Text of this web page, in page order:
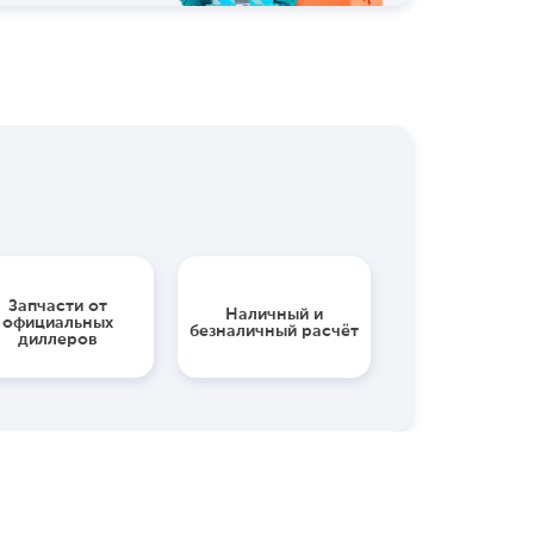
Запчасти от
официальных
диллеров
Наличный и
безналичный расчёт